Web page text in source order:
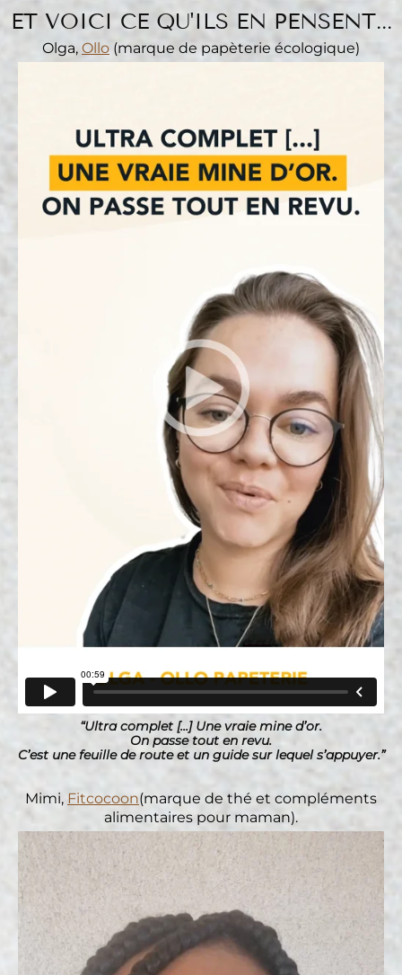
ET VOICI CE QU'ILS EN PENSENT...
Olga, Ollo (marque de papèterie écologique)
“Ultra complet [...] Une vraie mine d’or.
On passe tout en revu.
C’est une feuille de route et un guide sur lequel s’appuyer.”
Mimi, Fitcocoon(marque de thé et compléments
alimentaires pour maman).